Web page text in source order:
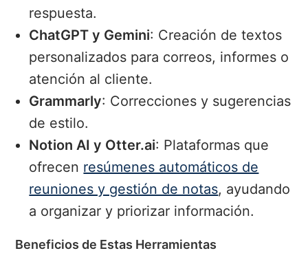
respuesta.
ChatGPT y Gemini: Creación de textos
personalizados para correos, informes o
atención al cliente.
Grammarly: Correcciones y sugerencias
de estilo.
Notion AI y Otter.ai: Plataformas que
ofrecen resúmenes automáticos de
reuniones y gestión de notas, ayudando
a organizar y priorizar información.
Beneficios de Estas Herramientas